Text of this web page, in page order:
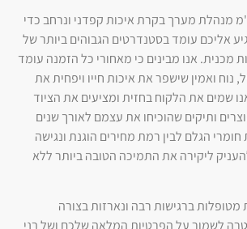
מנהלת מערך בקרת איכות קפדני ונרחב כדי
אליכם עומד בסטנדרטים הגבוהים ביותר של
מכנית. אנו מבינים כי מאחורי כל הזמנה עומד
נוח ואמין שישפר את איכות חייו ויפחית את
שמים את הלקוח בחזית ומציעים את הציוד
ותיקים שהוכיחו את עצמם לאורך שנים
חומרי הגלם לבין רמת מחירים הוגנת ונגישה
ליקירה את התמיכה הטובה ביותר ללא
ברגישות רבה ונארזות בצורה
לשמור על הפרטיות המלאה שלכם ושל בני